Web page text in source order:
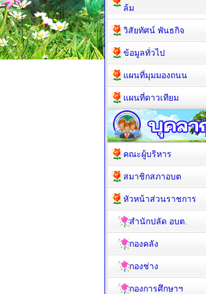
ล้ม
วิสัยทัศน์ พันธกิจ
ข้อมูลทั่วไป
แผนที่มุมมองถนน
แผนที่ดาวเทียม
คณะผู้บริหาร
สมาชิกสภาอบต
หัวหน้าส่วนราชการ
สำนักปลัด อบต.
กองคลัง
กองช่าง
กองการศึกษาฯ